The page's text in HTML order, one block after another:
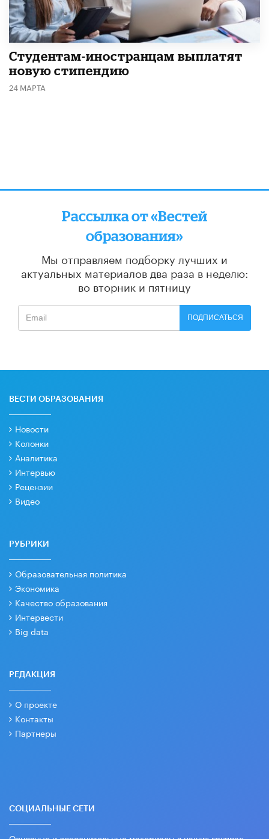
Студентам-иностранцам выплатят
новую стипендию
24 МАРТА
Рассылка от «Вестей
образования»
Мы отправляем подборку лучших и
актуальных материалов два раза в неделю:
во вторник и пятницу
ПОДПИСАТЬСЯ
ВЕСТИ ОБРАЗОВАНИЯ
Новости
Колонки
Аналитика
Интервью
Рецензии
Видео
РУБРИКИ
Образовательная политика
Экономика
Качество образования
Интервести
Big data
РЕДАКЦИЯ
О проекте
Контакты
Партнеры
СОЦИАЛЬНЫЕ СЕТИ